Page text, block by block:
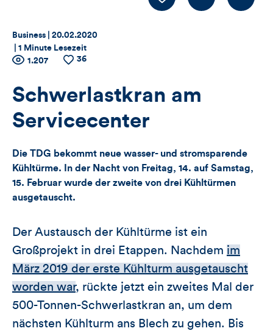
Thema:
Business | Datum:
20.02.2020
1 Minute Lesezeit
Zähler
für
Views,
Likes
und
Kommentare
Artikels
Anzahl
Views
1.207
Anzahl
36
Schwerlastkran am
Servicecenter
Die TDG bekommt neue wasser- und stromsparende
Kühltürme. In der Nacht von Freitag, 14. auf Samstag,
15. Februar wurde der zweite von drei Kühltürmen
ausgetauscht.
Der Austausch der Kühltürme ist ein
Großprojekt in drei Etappen. Nachdem im
März 2019 der erste Kühlturm ausgetauscht
worden war, rückte jetzt ein zweites Mal der
500-Tonnen-Schwerlastkran an, um dem
nächsten Kühlturm ans Blech zu gehen. Bis